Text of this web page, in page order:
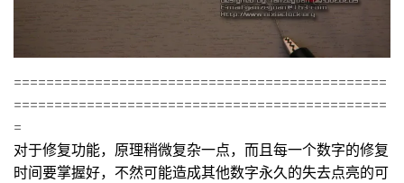
==============================================
==============================================
=
对于修复功能，原理稍微复杂一点，而且每一个数字的修复
时间要掌握好，不然可能造成其他数字永久的失去点亮的可